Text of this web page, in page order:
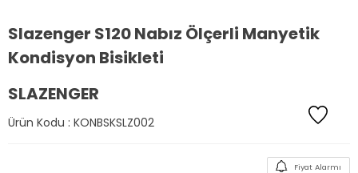
Slazenger S120 Nabız Ölçerli Manyetik
Kondisyon Bisikleti
SLAZENGER
Ürün Kodu : KONBSKSLZ002
Fiyat Alarmı